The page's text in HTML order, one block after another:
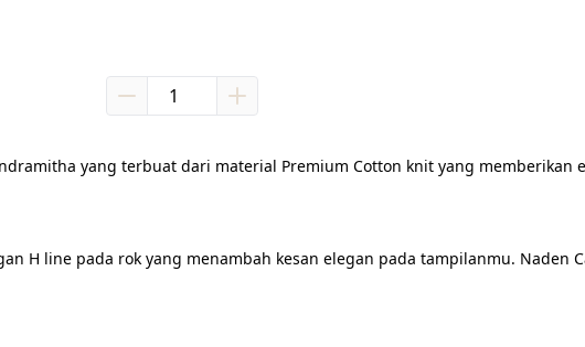
yang terbuat dari material Premium Cotton knit yang memberikan
H line pada rok yang menambah kesan elegan pada tampilanmu. Naden